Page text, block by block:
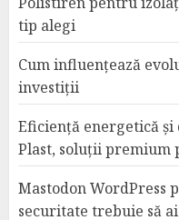
tip alegi
Cum influențează
investiții
Eficiență energetică
Plast, soluții premium
Mastodon WordPress
securitate trebuie să ai